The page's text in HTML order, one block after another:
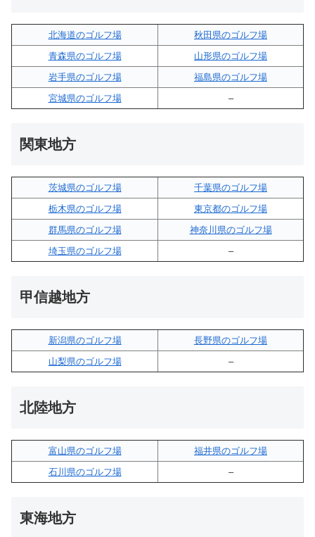
北海道のゴルフ場
秋田県のゴルフ場
青森県のゴルフ場
山形県のゴルフ場
岩手県のゴルフ場
福島県のゴルフ場
宮城県のゴルフ場
–
関東地方
茨城県のゴルフ場
千葉県のゴルフ場
栃木県のゴルフ場
東京都のゴルフ場
群馬県のゴルフ場
神奈川県のゴルフ場
埼玉県のゴルフ場
–
甲信越地方
新潟県のゴルフ場
長野県のゴルフ場
山梨県のゴルフ場
–
北陸地方
富山県のゴルフ場
福井県のゴルフ場
石川県のゴルフ場
–
東海地方